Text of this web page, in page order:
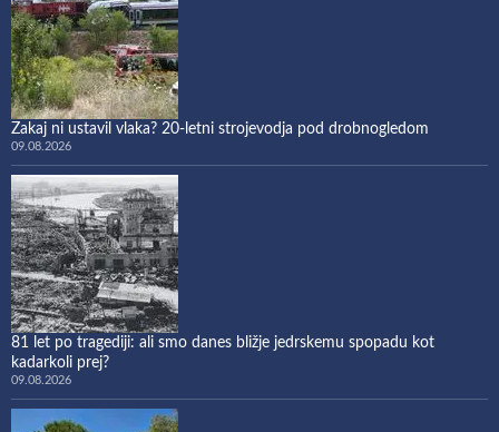
Zakaj ni ustavil vlaka? 20-letni strojevodja pod drobnogledom
09.08.2026
81 let po tragediji: ali smo danes bližje jedrskemu spopadu kot
kadarkoli prej?
09.08.2026